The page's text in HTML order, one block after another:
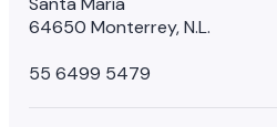
64650 Monterrey, N.L.
55 6499 5479